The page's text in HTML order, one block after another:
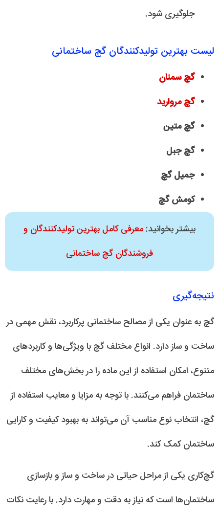
جلوگیری شود.
لیست بهترین تولیدکنندگان گچ ساختمانی
گچ سمنان
گچ مروارید
گچ متین
گچ جبل
جمیل گچ
کومش گچ
بیشتر بخوانید: معرفی کامل بهترین تولیدکنندگان و
فروشندگان گچ ساختمانی
نتیجه‌گیری
گچ به عنوان یکی از مصالح ساختمانی پرکاربرد، نقش مهمی در
ساخت و ساز دارد. انواع مختلف گچ با ویژگی‌ها و کاربردهای
متنوع، امکان استفاده از این ماده را در بخش‌های مختلف
ساختمان فراهم می‌کنند. با توجه به مزایا و معایب استفاده از
گچ، انتخاب نوع مناسب آن می‌تواند به بهبود کیفیت و کارایی
ساختمان کمک کند.
گچ‌کاری یکی از مراحل حیاتی در ساخت و ساز و بازسازی
ساختمان‌ها است که نیاز به دقت و مهارت دارد. با رعایت نکات